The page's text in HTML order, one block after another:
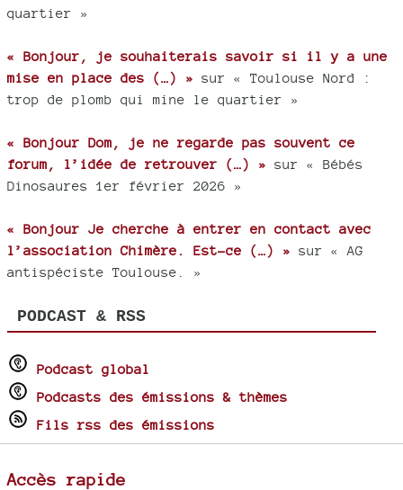
quartier »
« Bonjour, je souhaiterais savoir si il y a une
mise en place des (…) » sur « Toulouse Nord :
trop de plomb qui mine le quartier »
« Bonjour Dom, je ne regarde pas souvent ce
forum, l’idée de retrouver (…) » sur « Bébés
Dinosaures 1er février 2026 »
« Bonjour Je cherche à entrer en contact avec
l’association Chimère. Est-ce (…) » sur « AG
antispéciste Toulouse. »
PODCAST & RSS
Podcast global
Podcasts des émissions & thèmes
Fils rss des émissions
Accès rapide